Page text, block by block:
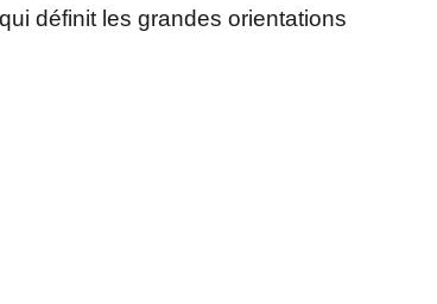
définit les grandes orientations